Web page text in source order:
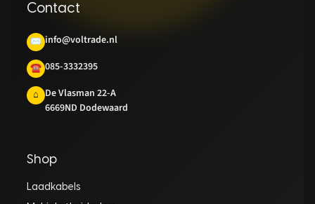
Contact
✉ info@voltrade.nl
☎ 085-3332395
⌂
De Vlasman 22-A
6669ND Dodewaard
Shop
Laadkabels